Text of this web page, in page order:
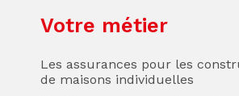
Votre métier
Les assurances pour les
de maisons individuelles